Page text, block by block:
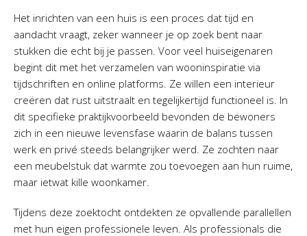
Het inrichten van een huis is een proces dat tijd en
aandacht vraagt, zeker wanneer je op zoek bent naar
stukken die echt bij je passen. Voor veel huiseigenaren
begint dit met het verzamelen van wooninspiratie via
tijdschriften en online platforms. Ze willen een interieur
creëren dat rust uitstraalt en tegelijkertijd functioneel is. In
dit specifieke praktijkvoorbeeld bevonden de bewoners
zich in een nieuwe levensfase waarin de balans tussen
werk en privé steeds belangrijker werd. Ze zochten naar
een meubelstuk dat warmte zou toevoegen aan hun ruime,
maar ietwat kille woonkamer.
Tijdens deze zoektocht ontdekten ze opvallende parallellen
met hun eigen professionele leven. Als professionals die